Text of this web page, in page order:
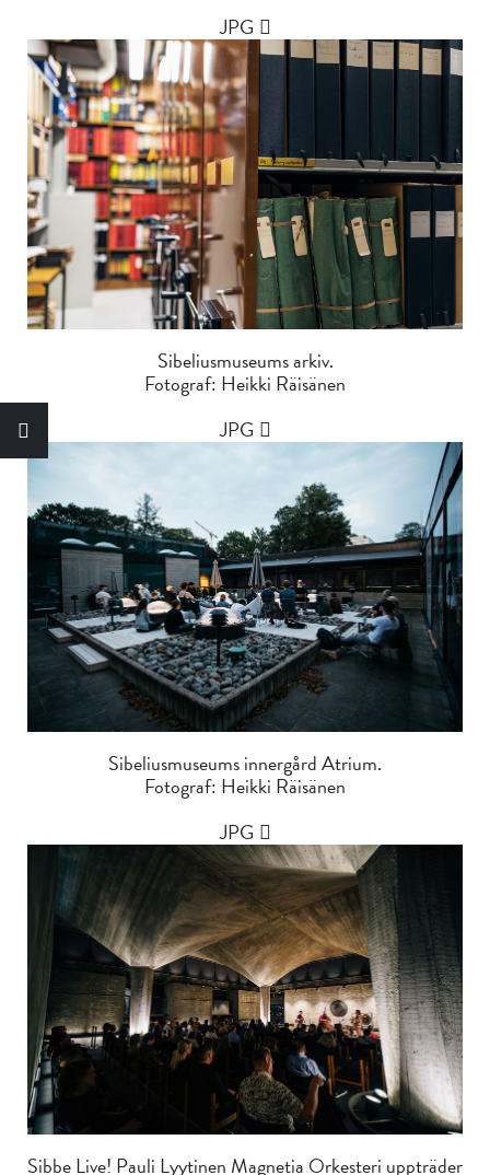
JPG
Sibeliusmuseums arkiv.
Fotograf: Heikki Räisänen
JPG
Sibeliusmuseums innergård Atrium.
Fotograf: Heikki Räisänen
JPG
Sibbe Live! Pauli Lyytinen Magnetia Orkesteri uppträder